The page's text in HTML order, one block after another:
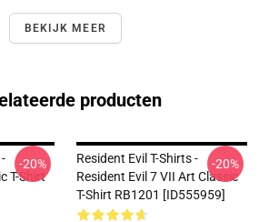
BEKIJK MEER
producten
T-Shirt
-20%
Resident Evil T-Shirts -
Resident Evil 7 VII Art Classic
T-Shirt RB1201 [ID555959]
-20%